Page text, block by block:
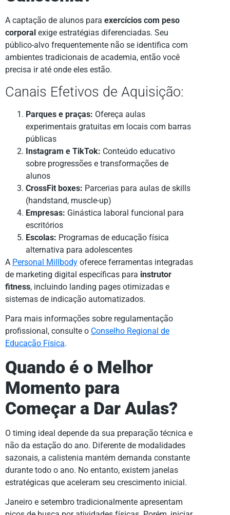
A captação de alunos para exercícios com peso
corporal exige estratégias diferenciadas. Seu
público-alvo frequentemente não se identifica com
ambientes tradicionais de academia, então você
precisa ir até onde eles estão.
Canais Efetivos de Aquisição:
Parques e praças: Ofereça aulas
experimentais gratuitas em locais com barras
públicas
Instagram e TikTok: Conteúdo educativo
sobre progressões e transformações de
alunos
CrossFit boxes: Parcerias para aulas de skills
(handstand, muscle-up)
Empresas: Ginástica laboral funcional para
escritórios
Escolas: Programas de educação física
alternativa para adolescentes
A Personal Millbody oferece ferramentas integradas
de marketing digital específicas para instrutor
fitness, incluindo landing pages otimizadas e
sistemas de indicação automatizados.
Para mais informações sobre regulamentação
profissional, consulte o Conselho Regional de
Educação Física.
Quando é o Melhor
Momento para
Começar a Dar Aulas?
O timing ideal depende da sua preparação técnica e
não da estação do ano. Diferente de modalidades
sazonais, a calistenia mantém demanda constante
durante todo o ano. No entanto, existem janelas
estratégicas que aceleram seu crescimento inicial.
Janeiro e setembro tradicionalmente apresentam